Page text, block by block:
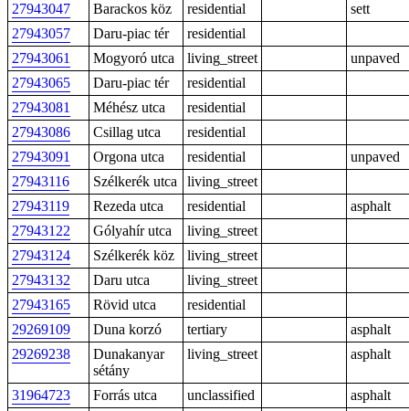
27943047
Barackos köz residential
sett
27943057
Daru-piac tér
residential
27943061
Mogyoró utca living_street
unpaved
27943065
Daru-piac tér
residential
27943081
Méhész utca
residential
27943086
Csillag utca
residential
27943091
Orgona utca residential
unpaved
27943116
Szélkerék utca
living_street
27943119
Rezeda utca residential
asphalt
27943122
Gólyahír utca
living_street
27943124
Szélkerék köz
living_street
27943132
Daru utca
living_street
27943165
Rövid utca
residential
29269109
Duna korzó tertiary
asphalt
29269238
Dunakanyar
sétány
living_street asphalt
31964723 Forrás utca unclassified
asphalt